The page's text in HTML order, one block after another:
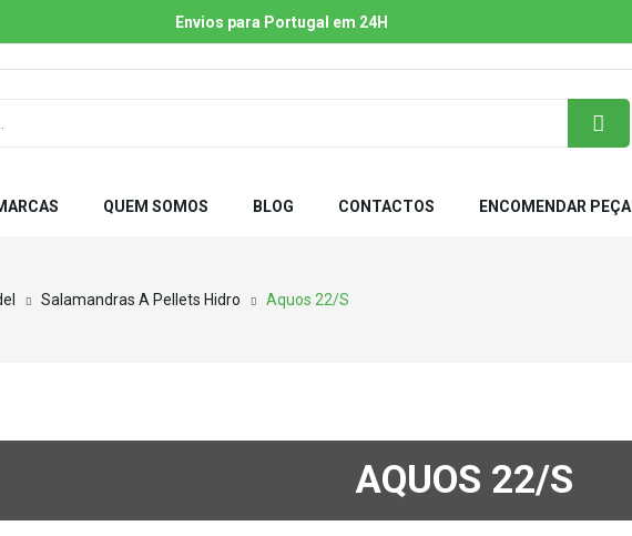
Envios para Portugal em 24H
QUEM SOMOS BLOG CONTACTOS ENCOMENDAR PEÇA
Salamandras A Pellets Hidro Aquos 22/S
AQUOS 22/S